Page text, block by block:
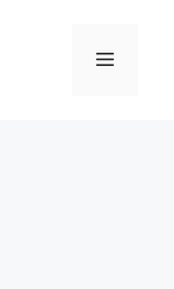
Menu